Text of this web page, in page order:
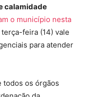
calamidade
o município nesta
feira (14) vale
para atender
todos os órgãos